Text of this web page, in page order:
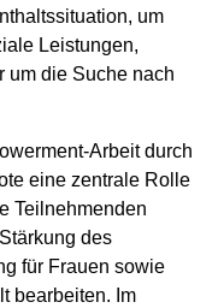
um
Leistungen,
um die Suche nach
Arbeit durch
eine zentrale Rolle
Teilnehmenden
des
für Frauen sowie
bearbeiten. Im